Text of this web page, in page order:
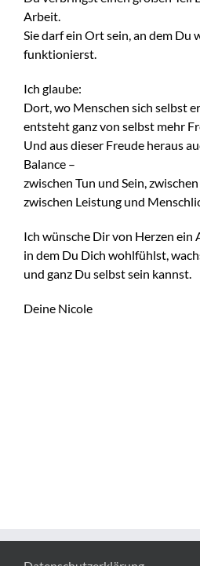
Arbeit.
Sie darf ein Ort sein, an dem Du
funktionierst.
Ich glaube:
Dort, wo Menschen sich selbst
entsteht ganz von selbst mehr
Und aus dieser Freude heraus
Balance –
zwischen Tun und Sein,
zwischen Leistung und
Ich wünsche Dir von Herzen ein
in dem Du Dich wohlfühlst,
und ganz Du selbst sein kannst.
Deine Nicole